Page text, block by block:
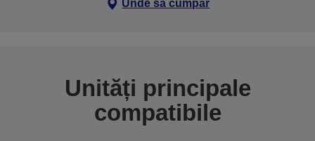
Unde să cumpăr
Unități principale
compatibile